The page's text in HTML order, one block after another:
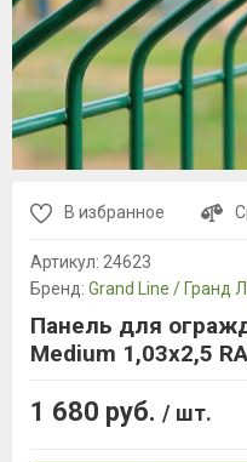
В избранное
Артикул: 24623
Бренд: Grand Line / Гранд
Панель для
Medium 1,03x2,5
1 680 руб. / шт.